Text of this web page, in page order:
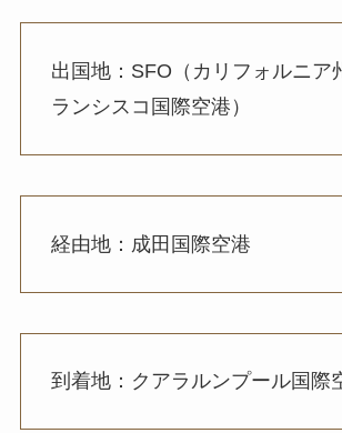
出国地：SFO（カリフォルニア
ランシスコ国際空港）
経由地：成田国際空港
到着地：クアラルンプール国際